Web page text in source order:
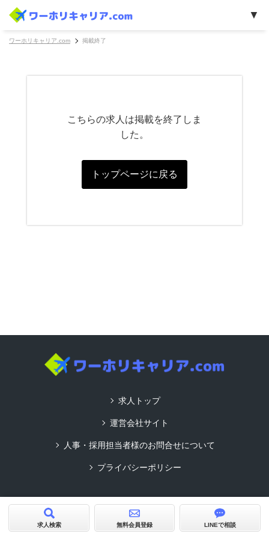
ワーホリキャリア.com 掲載終了
こちらの求人は掲載を終了しま
した。
トップページに戻る
求人検索 無料会員登録 LINEで相談
求人トップ
運営会社サイト
人事・採用担当者様のお問合せについて
プライバシーポリシー
Copyright© ワーホリキャリア.com All Rights Reserved.
求人サイトビルダーCMS型